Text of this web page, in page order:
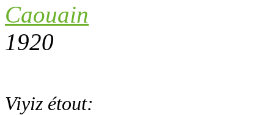
Caouain
1920
Viyiz étout: